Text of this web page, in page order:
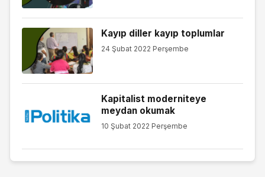
Kayıp diller kayıp toplumlar
24 Şubat 2022 Perşembe
Kapitalist moderniteye
meydan okumak
10 Şubat 2022 Perşembe